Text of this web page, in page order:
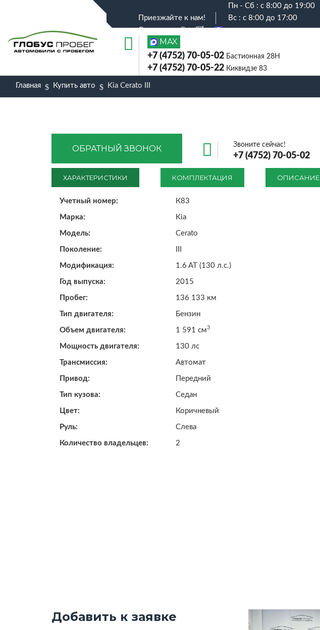
Приезжайте к нам!
Пн - Сб : с 8:00 до 19:00
Вс : с 8:00 до 17:00
Соц.сети :
MAX
+7 (4752) 70-05-02 Бастионная 28Н
+7 (4752) 70-05-22 Киквидзе 83
Главная Купить авто Kia Cerato III
ОБРАТНЫЙ ЗВОНОК Звоните сейчас!
+7 (4752) 70-05-02
ХАРАКТЕРИСТИКИ КОМПЛЕКТАЦИЯ ОПИСАНИЕ
Учетный номер: К83
Марка: Kia
Модель: Cerato
Поколение:
Модификация: 1.6 AT (130 л.с.)
Год выпуска: 2015
Пробег: 136 133 км
Тип двигателя: Бензин
Объем двигателя: 1 591 см3
Мощность двигателя: 130 лс
Трансмиссия: Автомат
Привод: Передний
Тип кузова: Седан
Цвет: Коричневый
Руль: Слева
Количество владельцев: 2
Добавить к заявке